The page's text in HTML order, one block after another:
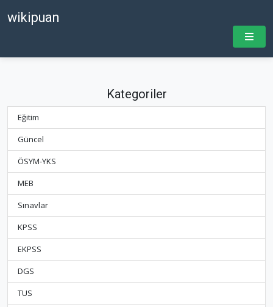
wikipuan
Kategoriler
Eğitim
Güncel
ÖSYM-YKS
MEB
Sınavlar
KPSS
EKPSS
DGS
TUS